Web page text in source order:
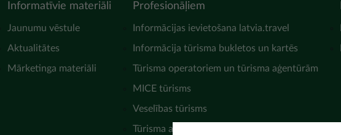
Informatīvie materiāli
Jaunumu vēstule
Aktualitātes
Mārketinga materiāli
Profesionāļiem
Informācijas ievietošana latvia.travel
Informācija tūrisma bukletos un kartēs
Tūrisma operatoriem un tūrisma aģentūrām
MICE tūrisms
Veselības tūrisms
Tūrisma asociācijas